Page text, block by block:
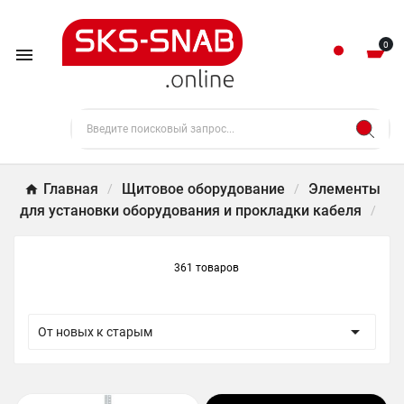
 0
Главная Щитовое оборудование
Элементы
для установки оборудования и прокладки кабеля
361 товаров
От новых к старым 